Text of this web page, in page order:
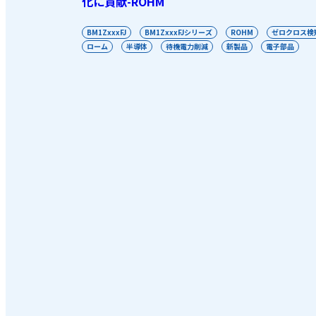
BM1ZxxxFJ BM1ZxxxFJシリーズ ROHM
ゼロクロス検
ローム
半導体 待機電力削減 新製品 電子部品